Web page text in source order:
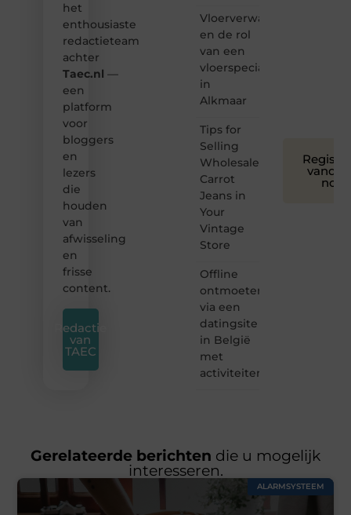
het
enthousiaste
redactieteam
achter
Taec.nl —
een
platform
voor
bloggers
en
lezers
die
houden
van
afwisseling
en
frisse
content.
Redactie
van
TAEC
Vloerverwarming
en de rol
van een
vloerspecialist
in
Alkmaar
Tips for
Selling
Wholesale
Carrot
Jeans in
Your
Vintage
Store
Offline
ontmoeten
via een
datingsite
in België
met
activiteiten
nog
Gerelateerde berichten die u mogelijk
interesseren.
ALARMSYSTEEM